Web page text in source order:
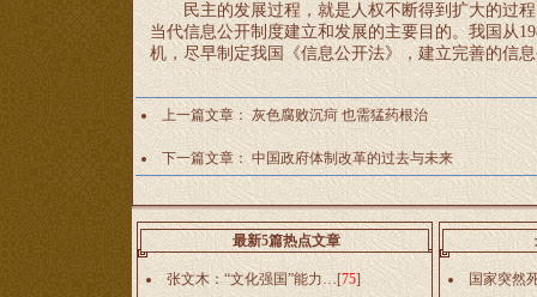
民主的发展过程，就是人权不断得到扩大的过
当代信息公开制度建立和发展的主要目的。我国从
机，尽早制定我国《信息公开法》，建立完善的信
上一篇文章：灰色腐败沉疴 也需猛药根治
下一篇文章： 中国政府体制改革的过去与未来
最新5篇热点文章
张文木：“文化强国”能力… [75] 国家突然